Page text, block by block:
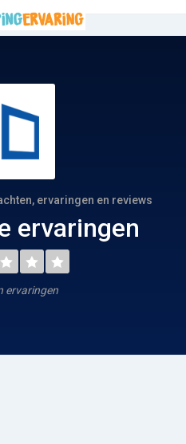
ervaringen en reviews
ervaringen
ervaringen